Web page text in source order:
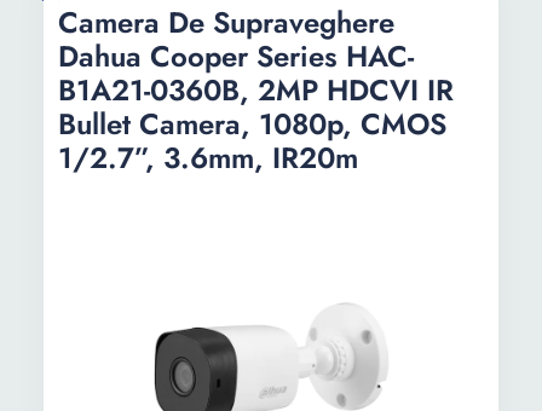
Camera De Supraveghere
Dahua Cooper Series HAC-
B1A21-0360B, 2MP HDCVI IR
Bullet Camera, 1080p, CMOS
1/2.7”, 3.6mm, IR20m